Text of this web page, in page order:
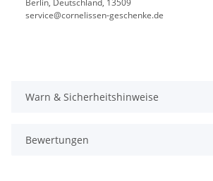
Berlin, Deutschland, 13509
service@cornelissen-geschenke.de
Warn & Sicherheitshinweise
Bewertungen